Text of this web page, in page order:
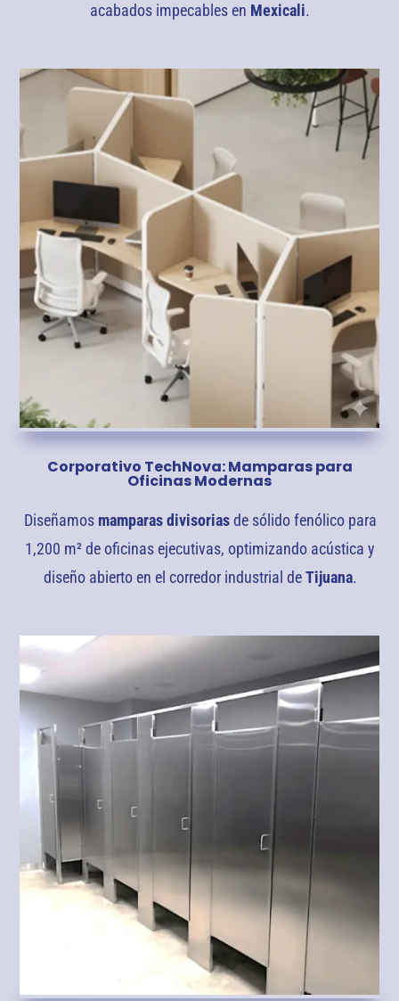
acabados impecables en Mexicali.
Corporativo TechNova: Mamparas para
Oficinas Modernas
Diseñamos mamparas divisoriasde sólido fenólico para
1,200 m² de oficinas ejecutivas, optimizando acústica y
diseño abierto en el corredor industrial deTijuana.